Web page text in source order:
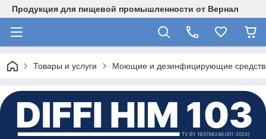
Продукция для пищевой промышленности от Вернал
Товары и услуги Моющие и дезинфицирующие